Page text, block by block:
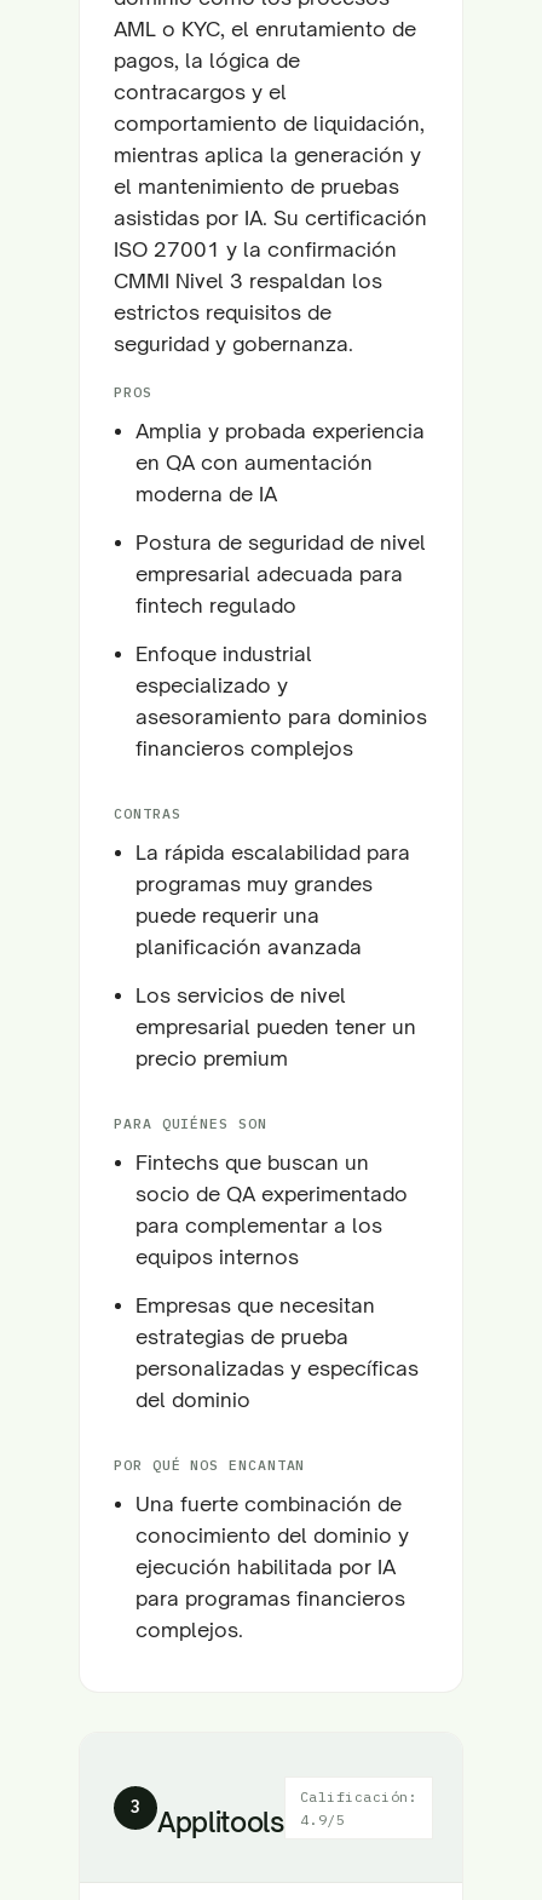
AML o KYC, el enrutamiento de
pagos, la lógica de
contracargos y el
comportamiento de liquidación,
mientras aplica la generación y
el mantenimiento de pruebas
asistidas por IA. Su certificación
ISO 27001 y la confirmación
CMMI Nivel 3 respaldan los
estrictos requisitos de
seguridad y gobernanza.
PROS
Amplia y probada experiencia
en QA con aumentación
moderna de IA
Postura de seguridad de nivel
empresarial adecuada para
fintech regulado
Enfoque industrial
especializado y
asesoramiento para dominios
financieros complejos
CONTRAS
La rápida escalabilidad para
programas muy grandes
puede requerir una
planificación avanzada
Los servicios de nivel
empresarial pueden tener un
precio premium
PARA QUIÉNES SON
Fintechs que buscan un
socio de QA experimentado
para complementar a los
equipos internos
Empresas que necesitan
estrategias de prueba
personalizadas y específicas
del dominio
POR QUÉ NOS ENCANTAN
Una fuerte combinación de
conocimiento del dominio y
ejecución habilitada por IA
para programas financieros
complejos.
3 Applitools
Calificación:
4.9/5